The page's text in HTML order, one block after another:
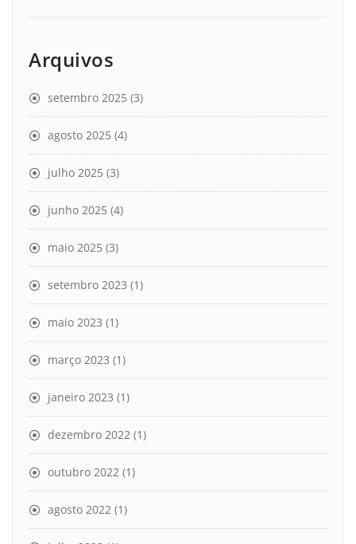
Arquivos
setembro 2025 (3)
agosto 2025 (4)
julho 2025 (3)
junho 2025 (4)
maio 2025 (3)
setembro 2023 (1)
maio 2023 (1)
março 2023 (1)
janeiro 2023 (1)
dezembro 2022 (1)
outubro 2022 (1)
agosto 2022 (1)